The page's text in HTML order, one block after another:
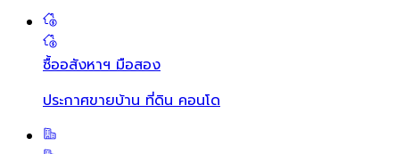
ซื้ออสังหาฯ มือสอง
ประกาศขายบ้าน ที่ดิน คอนโด